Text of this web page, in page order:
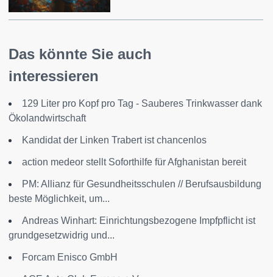
Das könnte Sie auch
interessieren
129 Liter pro Kopf pro Tag - Sauberes Trinkwasser dank
Ökolandwirtschaft
Kandidat der Linken Trabert ist chancenlos
action medeor stellt Soforthilfe für Afghanistan bereit
PM: Allianz für Gesundheitsschulen // Berufsausbildung
beste Möglichkeit, um...
Andreas Winhart: Einrichtungsbezogene Impfpflicht ist
grundgesetzwidrig und...
Forcam Enisco GmbH